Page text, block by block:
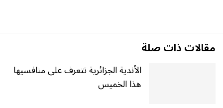
مقالات ذات صلة
الأندية الجزائرية تتعرف على منافسيها
هذا الخميس